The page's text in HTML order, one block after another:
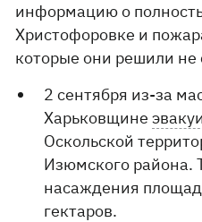
информацию о
Христофоровке и
которые они решили не
2 сентября из-за
Харьковщине
Оскольской
Изюмского района.
насаждения
гектаров.